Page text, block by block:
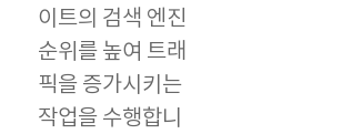
이트의 검색 엔진
순위를 높여 트래
픽을 증가시키는
작업을 수행합니